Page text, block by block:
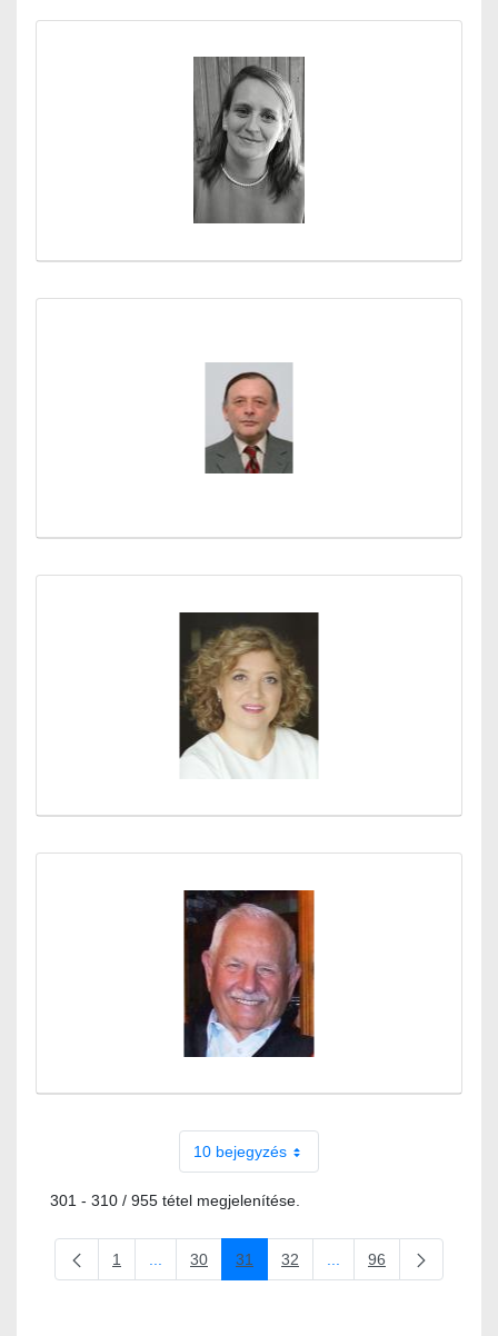
10 bejegyzés
301 - 310 / 955 tétel megjelenítése.
Oldal
1 Köztes oldalak Navigáljon a TAB billentyűvel.
Oldal
30 Oldal
31 Oldal
32 Köztes oldalak
Oldal
96